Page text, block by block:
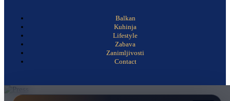
Balkan
Kuhinja
Lifestyle
Zabava
Zanimljivosti
Contact